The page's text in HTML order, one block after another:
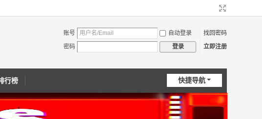
账号 自动登录
找回密码
密码
登录 立即注册
快捷导航
行榜